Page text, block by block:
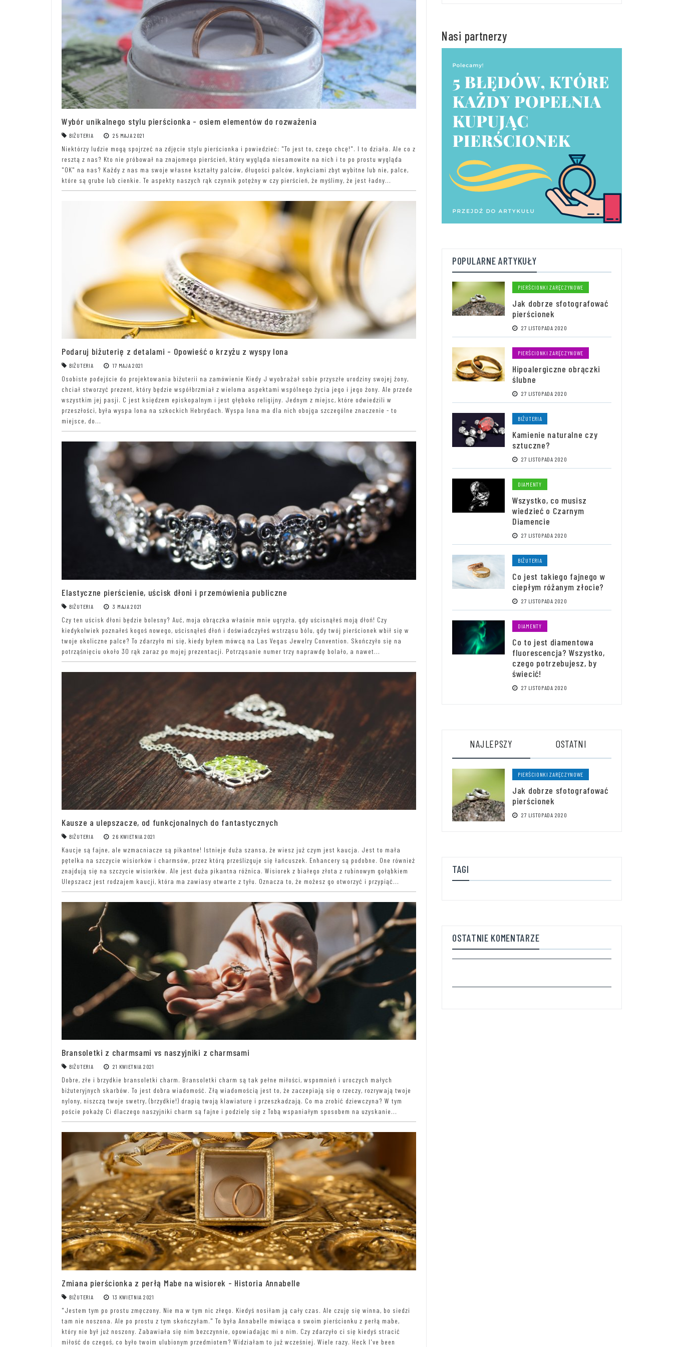
Wybór unikalnego stylu pierścionka - osiem elementów do rozważenia
BIŻUTERIA 25 MAJA 2021
Niektórzy ludzie mogą spojrzeć na zdjęcie stylu pierścionka i powiedzieć: "To jest to, czego chcę!". I to działa. Ale co z
resztą z nas? Kto nie próbował na znajomego pierścień, który wygląda niesamowite na nich i to po prostu wygląda
"OK" na nas? Każdy z nas ma swoje własne kształty palców, długości palców, knykciami zbyt wybitne lub nie, palce,
które są grube lub cienkie. Te aspekty naszych rąk czynnik potężny w czy pierścień, że myślimy, że jest ładny...
Podaruj biżuterię z detalami - Opowieść o krzyżu z wyspy Iona
BIŻUTERIA 17 MAJA 2021
Osobiste podejście do projektowania biżuterii na zamówienie Kiedy J wyobrażał sobie przyszłe urodziny swojej żony,
chciał stworzyć prezent, który będzie współbrzmiał z wieloma aspektami wspólnego życia jego i jego żony. Ale przede
wszystkim jej pasji. C jest księdzem episkopalnym i jest głęboko religijny. Jednym z miejsc, które odwiedzili w
przeszłości, była wyspa Iona na szkockich Hebrydach. Wyspa Iona ma dla nich obojga szczególne znaczenie - to
miejsce, do...
Elastyczne pierścienie, uścisk dłoni i przemówienia publiczne
BIŻUTERIA 3 MAJA 2021
Czy ten uścisk dłoni będzie bolesny? Auć, moja obrączka właśnie mnie ugryzła, gdy uścisnąłeś moją dłoń! Czy
kiedykolwiek poznałeś kogoś nowego, uścisnąłeś dłoń i doświadczyłeś wstrząsu bólu, gdy twój pierścionek wbił się w
twoje okoliczne palce? To zdarzyło mi się, kiedy byłem mówcą na Las Vegas Jewelry Convention. Skończyło się na
potrząśnięciu około 30 rąk zaraz po mojej prezentacji. Potrząsanie numer trzy naprawdę bolało, a nawet...
Kausze a ulepszacze, od funkcjonalnych do fantastycznych
BIŻUTERIA 26 KWIETNIA 2021
Kaucje są fajne, ale wzmacniacze są pikantne! Istnieje duża szansa, że wiesz już czym jest kaucja. Jest to mała
pętelka na szczycie wisiorków i charmsów, przez którą prześlizguje się łańcuszek. Enhancery są podobne. One również
znajdują się na szczycie wisiorków. Ale jest duża pikantna różnica. Wisiorek z białego złota z rubinowym gołąbkiem
Ulepszacz jest rodzajem kaucji, która ma zawiasy otwarte z tyłu. Oznacza to, że możesz go otworzyć i przypiąć...
Bransoletki z charmsami vs naszyjniki z charmsami
BIŻUTERIA 21 KWIETNIA 2021
Dobre, złe i brzydkie bransoletki charm. Bransoletki charm są tak pełne miłości, wspomnień i uroczych małych
biżuteryjnych skarbów. To jest dobra wiadomość. Złą wiadomością jest to, że zaczepiają się o rzeczy, rozrywają twoje
nylony, niszczą twoje swetry, (brzydkie!) drapią twoją klawiaturę i przeszkadzają. Co ma zrobić dziewczyna? W tym
poście pokażę Ci dlaczego naszyjniki charm są fajne i podzielę się z Tobą wspaniałym sposobem na uzyskanie...
Zmiana pierścionka z perłą Mabe na wisiorek - Historia Annabelle
BIŻUTERIA 13 KWIETNIA 2021
"Jestem tym po prostu zmęczony. Nie ma w tym nic złego. Kiedyś nosiłam ją cały czas. Ale czuję się winna, bo siedzi
tam nie noszona. Ale po prostu z tym skończyłam." To była Annabelle mówiąca o swoim pierścionku z perłą mabe,
który nie był już noszony. Zabawiała się nim bezczynnie, opowiadając mi o nim. Czy zdarzyło ci się kiedyś stracić
miłość do czegoś, co było twoim ulubionym przedmiotem? Widziałam to już wcześniej. Wiele razy. Heck I've been
Nasi partnerzy
POPULARNE ARTYKUŁY
PIERŚCIONKI ZARĘCZYNOWE
Jak dobrze sfotografować
pierścionek
27 LISTOPADA 2020
PIERŚCIONKI ZARĘCZYNOWE
Hipoalergiczne obrączki
ślubne
27 LISTOPADA 2020
BIŻUTERIA
Kamienie naturalne czy
sztuczne?
27 LISTOPADA 2020
DIAMENTY
Wszystko, co musisz
wiedzieć o Czarnym
Diamencie
27 LISTOPADA 2020
BIŻUTERIA
Co jest takiego fajnego w
ciepłym różanym złocie?
27 LISTOPADA 2020
DIAMENTY
Co to jest diamentowa
fluorescencja? Wszystko,
czego potrzebujesz, by
świecić!
27 LISTOPADA 2020
NAJLEPSZY OSTATNI
PIERŚCIONKI ZARĘCZYNOWE
Jak dobrze sfotografować
pierścionek
27 LISTOPADA 2020
TAGI
OSTATNIE KOMENTARZE